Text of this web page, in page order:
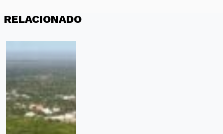
RELACIONADO